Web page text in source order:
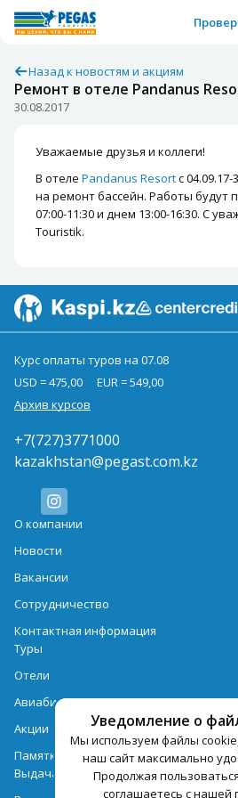
Назад к новостям и акциям
Ремонт в отеле Pandanus
30.08.2017
Уважаемые друзья и коллеги!
В отеле Pandanus Resortс
на ремонт бассейн. Работы будут
07:00-11:30 и днем 13:00-16:30. С
Touristik.
Уведомление о
Мы используем файлы
наш сайт максимально
Продолжая
соглашаетесь с нашей
Курс оплаты туров на 07.08
USD = 475,00
EUR = 549,00
Архив курсов
+7(727)3771000
kazakhstan@pegast.com.kz
О компании
Новости
Вакансии
Сотрудничество
Контактная информация
Туры
Отели
Авиабилеты
Акции
Памятка для туристов
Выдача документов